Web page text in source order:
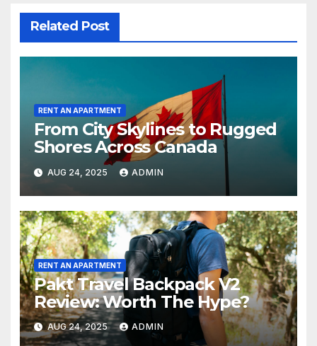
Related Post
RENT AN APARTMENT
From City Skylines to Rugged
Shores Across Canada
AUG 24, 2025 ADMIN
RENT AN APARTMENT
Pakt Travel Backpack V2
Review: Worth The Hype?
AUG 24, 2025 ADMIN